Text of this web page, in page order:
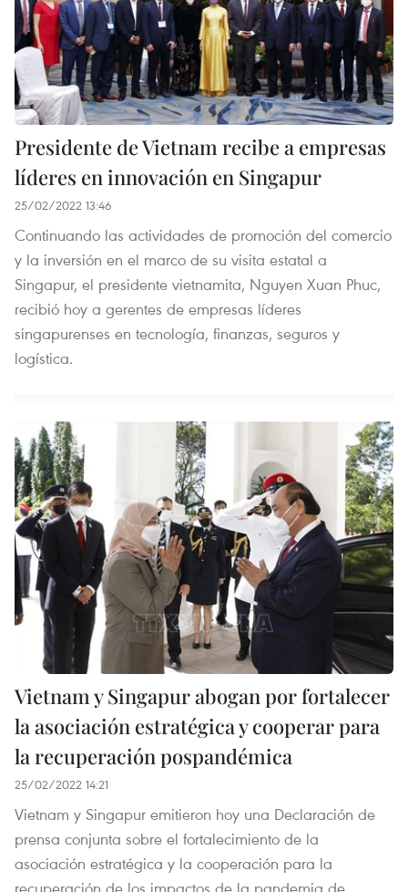
Presidente de Vietnam recibe a empresas
líderes en innovación en Singapur
25/02/2022 13:46
Continuando las actividades de promoción del comercio
y la inversión en el marco de su visita estatal a
Singapur, el presidente vietnamita, Nguyen Xuan Phuc,
recibió hoy a gerentes de empresas líderes
singapurenses en tecnología, finanzas, seguros y
logística.
Vietnam y Singapur abogan por fortalecer
la asociación estratégica y cooperar para
la recuperación pospandémica
25/02/2022 14:21
Vietnam y Singapur emitieron hoy una Declaración de
prensa conjunta sobre el fortalecimiento de la
asociación estratégica y la cooperación para la